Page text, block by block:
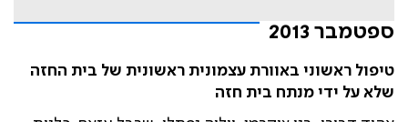
ספטמבר 2013
טיפול ראשוני באוורת עצמונית ראשונית של בית החזה
שלא על ידי מנתח בית חזה